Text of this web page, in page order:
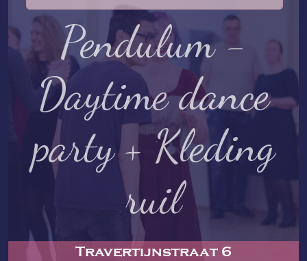
Pendulum -
Daytime dance
party + Kleding
ruil
Travertijnstraat 6